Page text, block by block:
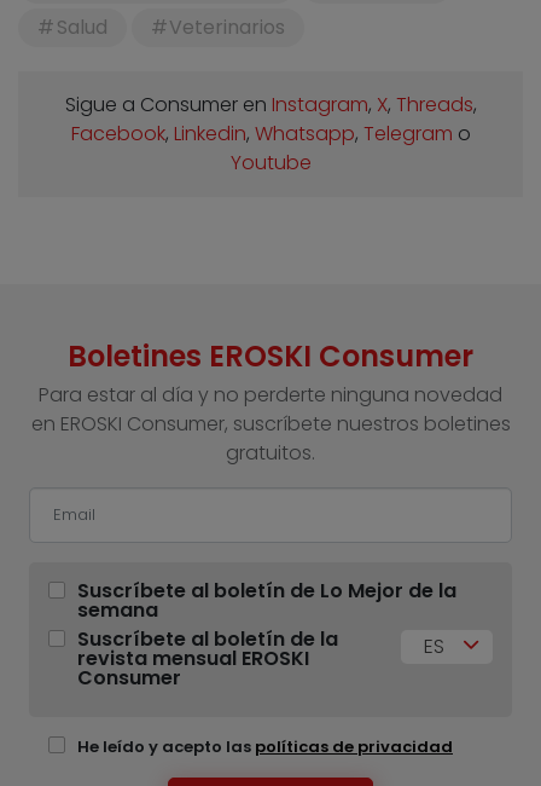
Salud
Veterinarios
Sigue a Consumer en Instagram, X, Threads,
Facebook, Linkedin, Whatsapp, Telegram o
Youtube
Boletines EROSKI Consumer
Para estar al día y no perderte ninguna novedad
en EROSKI Consumer, suscríbete nuestros boletines
gratuitos.
Suscríbete al boletín de Lo Mejor de la
semana
Suscríbete al boletín de la
revista mensual EROSKI
Consumer
ES
He leído y acepto las políticas de privacidad